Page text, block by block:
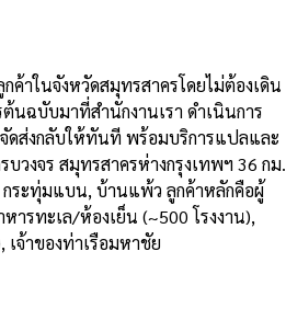
ค้าในจังหวัดสมุทรสาครโดยไม่ต้องเดิน
นฉบับมาที่สำนักงานเรา ดำเนินการ
ดส่งกลับให้ทันที พร้อมบริการแปลและ
วงจร สมุทรสาครห่างกรุงเทพฯ 36 กม.
กระทุ่มแบน, บ้านแพ้ว ลูกค้าหลักคือผู้
ารทะเล/ห้องเย็น (~500 โรงงาน),
เจ้าของท่าเรือมหาชัย